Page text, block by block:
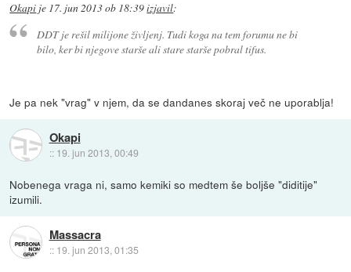
Okapi je 17. jun 2013 ob 18:39izjavil:
DDT je rešil milijone življenj. Tudi koga na tem forumu ne bi
bilo, ker bi njegove starše ali stare starše pobral tifus.
Je pa nek "vrag" v njem, da se dandanes skoraj več ne uporablja!
Okapi
:: 19. jun 2013, 00:49
Nobenega vraga ni, samo kemiki so medtem še boljše "diditije"
izumili.
Massacra
:: 19. jun 2013, 01:35